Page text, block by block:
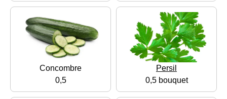
Concombre
0,5
Persil
0,5 bouquet